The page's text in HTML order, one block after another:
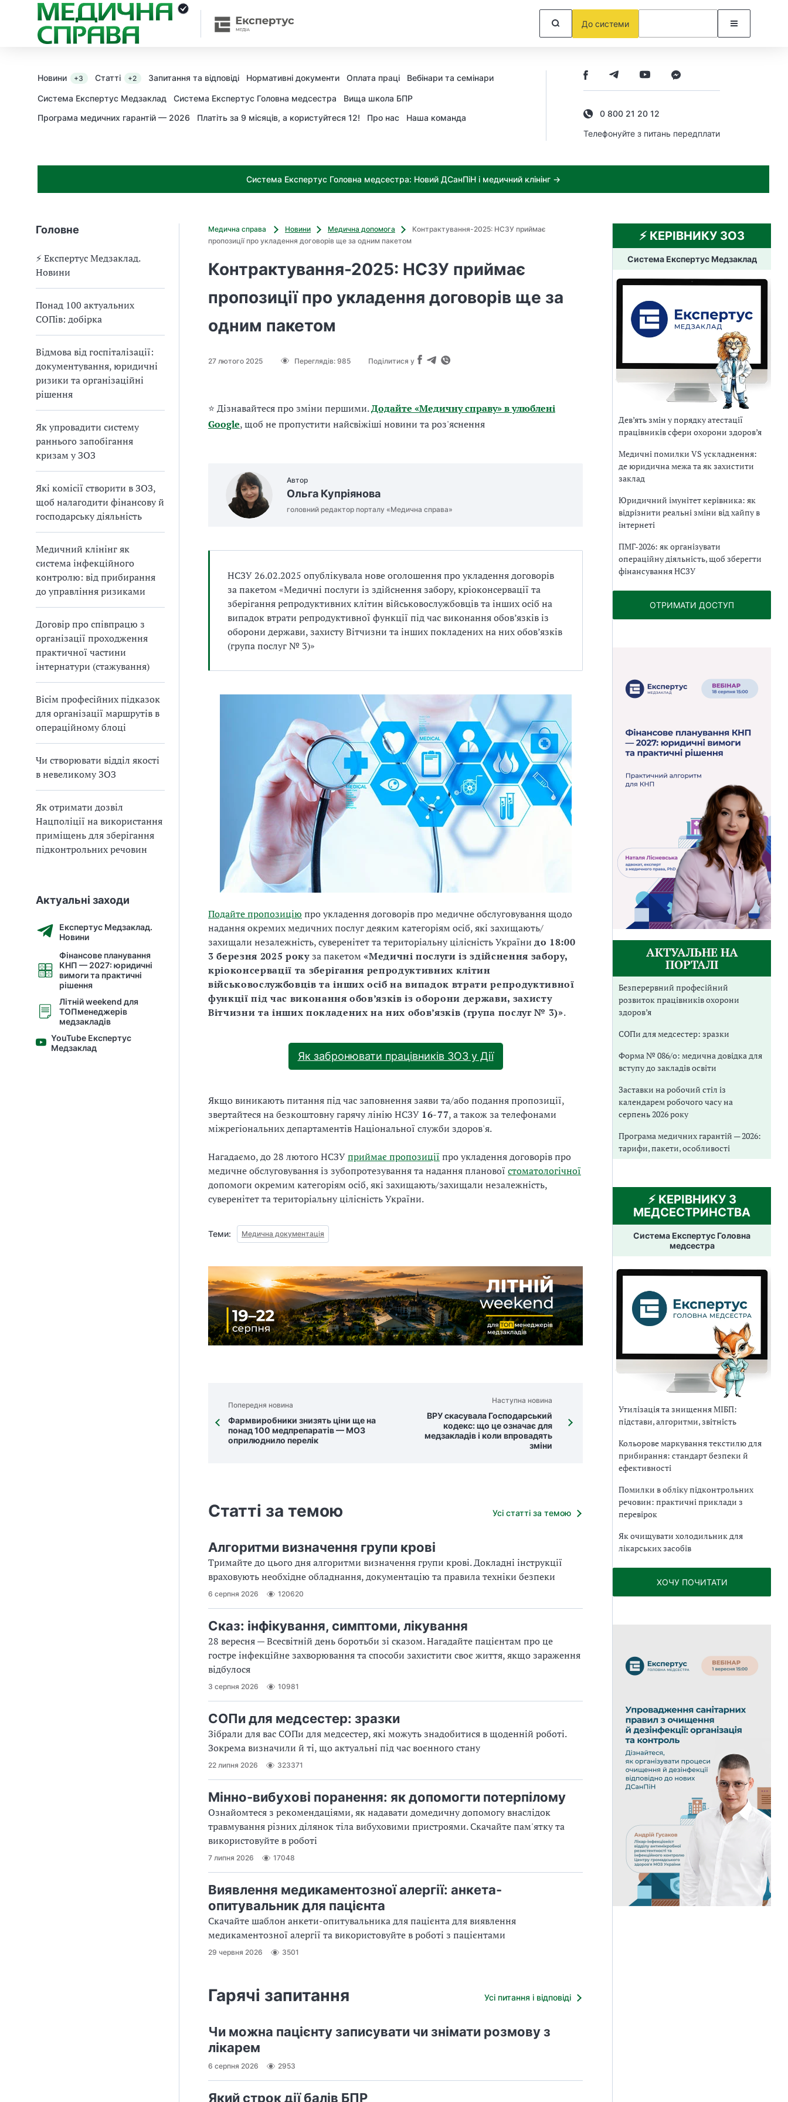
До системи
Новини +3 Статті +2 Запитання та відповіді Нормативні документи Оплата праці Вебінари та семінари
Система Експертус Медзаклад Система Експертус Головна медсестра
Вища школа БПР
Програма медичних гарантій — 2026
Платіть за 9 місяців, а користуйтеся 12! Про нас Наша команда
0 800 21 20 12
Телефонуйте з питань передплати
Система Експертус Головна медсестра: Новий ДСанПіН і медичний клінінг →
Головне
⚡️ Експертус Медзаклад.
Новини
Понад 100 актуальних
СОПів: добірка
Відмова від госпіталізації:
документування, юридичні
ризики та організаційні
рішення
Як упровадити систему
раннього запобігання
кризам у ЗОЗ
Які комісії створити в ЗОЗ,
щоб налагодити фінансову й
господарську діяльність
Медичний клінінг як
система інфекційного
контролю: від прибирання
до управління ризиками
Договір про співпрацю з
організації проходження
практичної частини
інтернатури (стажування)
Вісім професійних підказок
для організації маршрутів в
операційному блоці
Чи створювати відділ якості
в невеликому ЗОЗ
Як отримати дозвіл
Нацполіції на використання
приміщень для зберігання
підконтрольних речовин
Актуальні заходи
Експертус Медзаклад.
Новини
Фінансове планування
КНП — 2027: юридичні
вимоги та практичні
рішення
Літній weekend для
ТОПменеджерів
медзакладів
YouTube Експертус
Медзаклад
Медична справа Новини Медична допомога
Контрактування-2025: НСЗУ приймає
пропозиції про укладення договорів ще за одним пакетом
Контрактування-2025: НСЗУ приймає
пропозиції про укладення договорів ще за
одним пакетом
27 лютого 2025 Переглядів: 985 Поділитися у
⭐ Дізнавайтеся про зміни першими.Додайте «Медичну справу» в улюблені
Google, щоб не пропустити найсвіжіші новини та роз'яснення
Автор
Ольга Купріянова
головний редактор порталу «Медична справа»
НСЗУ 26.02.2025 опублікувала нове оголошення про укладення договорів
за пакетом «Медичні послуги із здійснення забору, кріоконсервації та
зберігання репродуктивних клітин військовослужбовців та інших осіб на
випадок втрати репродуктивної функції під час виконання обов’язків із
оборони держави, захисту Вітчизни та інших покладених на них обов’язків
(група послуг № 3)»
Подайте пропозицію про укладення договорів про медичне обслуговування щодо
надання окремих медичних послуг деяким категоріям осіб, які захищають/
захищали незалежність, суверенітет та територіальну цілісність України до 18:00
3 березня 2025 рокуза пакетом«Медичні послуги із здійснення забору,
кріоконсервації та зберігання репродуктивних клітин
військовослужбовців та інших осіб на випадок втрати репродуктивної
функції під час виконання обов’язків із оборони держави, захисту
Вітчизни та інших покладених на них обов’язків (група послуг № 3)».
Як забронювати працівників ЗОЗ у Дії
Якщо виникають питання під час заповнення заяви та/або подання пропозиції,
звертайтеся на безкоштовну гарячу лінію НСЗУ 16-77, а також за телефонами
міжрегіональних департаментів Національної служби здоров'я.
Нагадаємо, до 28 лютого НСЗУприймає пропозиції про укладення договорів про
медичне обслуговування із зубопротезування та надання планової стоматологічної
допомоги окремим категоріям осіб, які захищають/захищали незалежність,
суверенітет та територіальну цілісність України.
Теми: Медична документація
Попередня новина
Фармвиробники знизять ціни ще на
понад 100 медпрепаратів — МОЗ
оприлюднило перелік
Наступна новина
ВРУ скасувала Господарський
кодекс: що це означає для
медзакладів і коли впровадять
зміни
Статті за темою Усі статті за темою
Алгоритми визначення групи крові
Тримайте до цього дня алгоритми визначення групи крові. Докладні інструкції
враховують необхідне обладнання, документацію та правила техніки безпеки
6 серпня 2026 120620
Сказ: інфікування, симптоми, лікування
28 вересня — Всесвітній день боротьби зі сказом. Нагадайте пацієнтам про це
гостре інфекційне захворювання та способи захистити своє життя, якщо зараження
відбулося
3 серпня 2026 10981
СОПи для медсестер: зразки
Зібрали для вас СОПи для медсестер, які можуть знадобитися в щоденній роботі.
Зокрема визначили й ті, що актуальні під час воєнного стану
22 липня 2026 323371
Мінно-вибухові поранення: як допомогти потерпілому
Ознайомтеся з рекомендаціями, як надавати домедичну допомогу внаслідок
травмування різних ділянок тіла вибуховими пристроями. Скачайте пам'ятку та
використовуйте в роботі
7 липня 2026 17048
Виявлення медикаментозної алергії: анкета-
опитувальник для пацієнта
Скачайте шаблон анкети-опитувальника для пацієнта для виявлення
медикаментозної алергії та використовуйте в роботі з пацієнтами
29 червня 2026 3501
Гарячі запитання Усі питання і відповіді
Чи можна пацієнту записувати чи знімати розмову з
лікарем
6 серпня 2026 2953
Який строк дії балів БПР
⚡️ КЕРІВНИКУ ЗОЗ
Система Експертус Медзаклад
Дев’ять змін у порядку атестації
працівників сфери охорони здоров’я
Медичні помилки VS ускладнення:
де юридична межа та як захистити
заклад
Юридичний імунітет керівника: як
відрізнити реальні зміни від хайпу в
інтернеті
ПМГ-2026: як організувати
операційну діяльність, щоб зберегти
фінансування НСЗУ
ОТРИМАТИ ДОСТУП
АКТУАЛЬНЕ НА
ПОРТАЛІ
Безперервний професійний
розвиток працівників охорони
здоров’я
СОПи для медсестер: зразки
Форма № 086/о: медична довідка для
вступу до закладів освіти
Заставки на робочий стіл із
календарем робочого часу на
серпень 2026 року
Програма медичних гарантій — 2026:
тарифи, пакети, особливості
⚡️ КЕРІВНИКУ З
МЕДСЕСТРИНСТВА
Система Експертус Головна
медсестра
Утилізація та знищення МІБП:
підстави, алгоритми, звітність
Кольорове маркування текстилю для
прибирання: стандарт безпеки й
ефективності
Помилки в обліку підконтрольних
речовин: практичні приклади з
перевірок
Як очищувати холодильник для
лікарських засобів
ХОЧУ ПОЧИТАТИ